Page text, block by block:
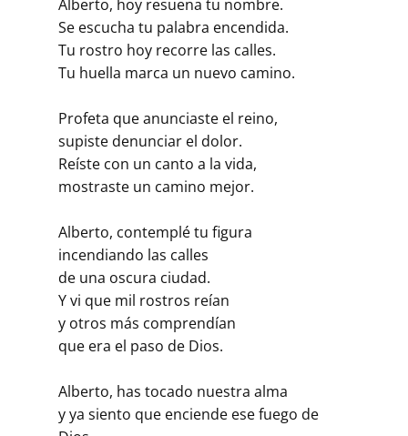
Alberto, hoy resuena tu nombre.
Se escucha tu palabra encendida.
Tu rostro hoy recorre las calles.
Tu huella marca un nuevo camino.
Profeta que anunciaste el reino,
supiste denunciar el dolor.
Reíste con un canto a la vida,
mostraste un camino mejor.
Alberto, contemplé tu figura
incendiando las calles
de una oscura ciudad.
Y vi que mil rostros reían
y otros más comprendían
que era el paso de Dios.
Alberto, has tocado nuestra alma
y ya siento que enciende ese fuego de